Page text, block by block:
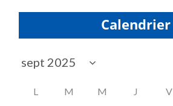
Calendrier
L M M J V